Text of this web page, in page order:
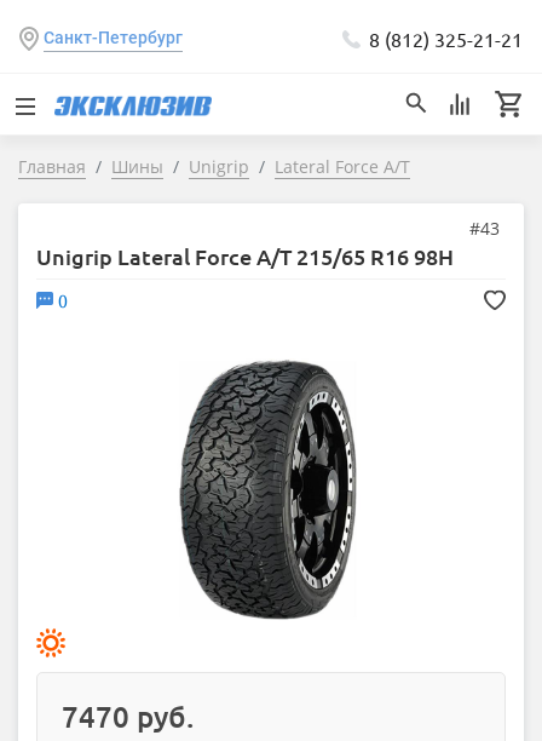
Санкт-Петербург 8 (812) 325-21-21
Главная Шины Unigrip Lateral Force A/T
#43
Unigrip Lateral Force A/T 215/65 R16 98H
0
7470 руб.